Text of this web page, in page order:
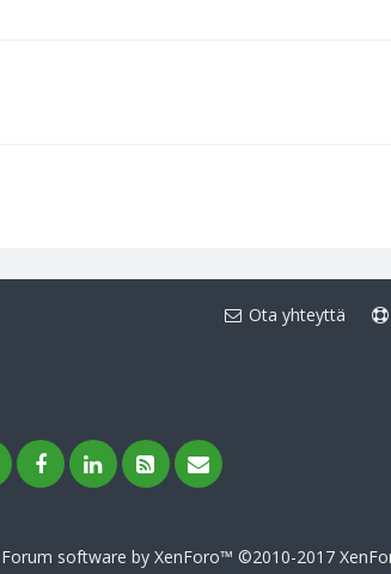
Ota yhteyttä
Forum software by XenForo™ ©2010-2017